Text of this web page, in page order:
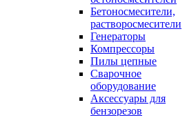
Бетоносмесители,
растворосмесители
Генераторы
Компрессоры
Пилы цепные
Сварочное
оборудование
Аксессуары для
бензорезов